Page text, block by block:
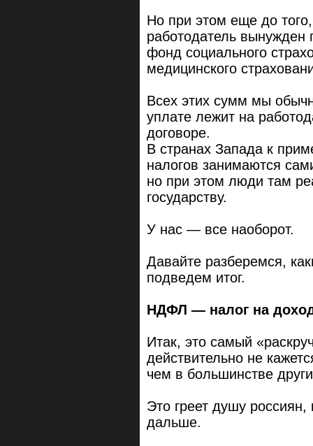
Но при этом еще до
работодатель
фонд социального
медицинского
Всех этих сумм мы
уплате лежит на
договоре.
В странах Запада к
налогов занимаются
но при этом люди там
государству.
У нас — все наоборот.
Давайте разберемся,
подведем итог.
НДФЛ — налог на
Итак, это самый
действительно не
чем в большинстве
Это греет душу россиян,
дальше.